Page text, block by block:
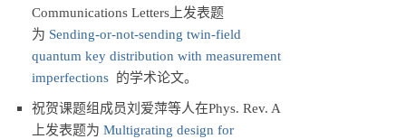
Communications Letters上发表题
为 Sending-or-not-sending twin-field
quantum key distribution with measurement
imperfections 的学术论文。
祝贺课题组成员刘爱萍等人在Phys. Rev. A
上发表题为 Multigrating design for